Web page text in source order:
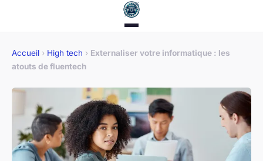
Accueil › High tech › Externaliser votre informatique : les
atouts de fluentech